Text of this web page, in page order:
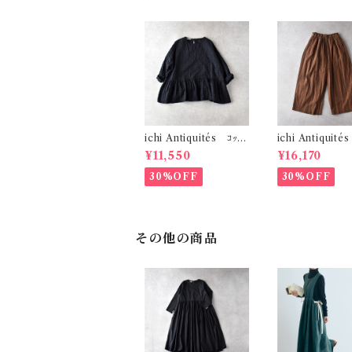
ichi Antiquités ｺｯﾄﾝ
ﾘﾈﾝｷﾞﾝｶﾞﾑﾁｪｯｸ ﾌﾟﾙｵｰ
ﾊﾞｰﾌﾞﾗｳｽ (ﾌﾞﾗｯｸ) 11
01107
¥11,550
30%OFF
ichi Antiquités
ﾘﾈﾝｽﾄﾗｲﾌﾟ ﾜｲﾄﾞ
(ﾌﾞﾗｳﾝ)
¥16,170
30%OFF
その他の商品